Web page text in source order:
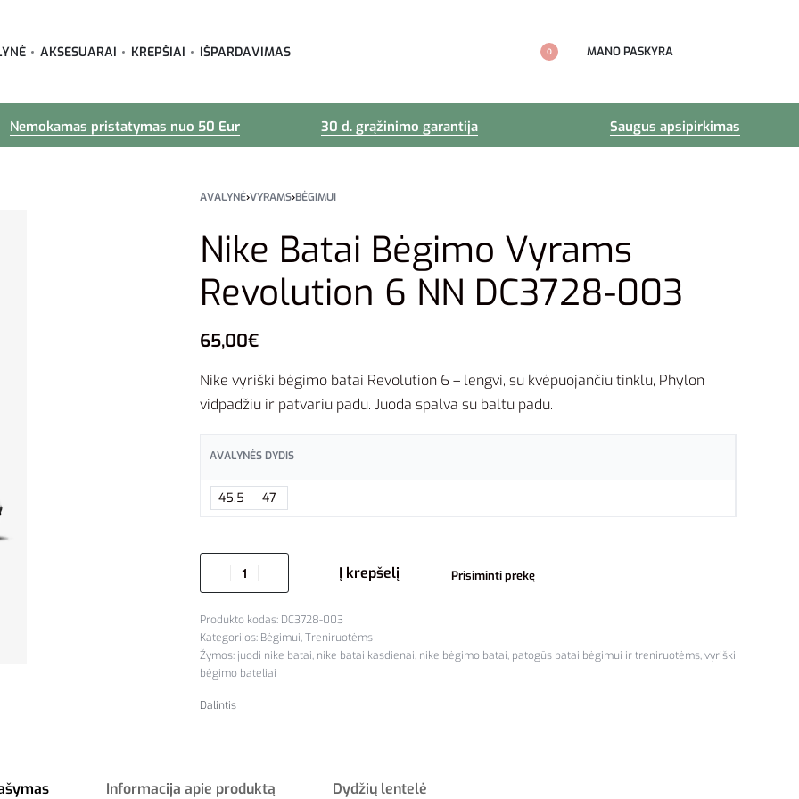
AKSESUARAI KREPŠIAI IŠPARDAVIMAS 0 MANO PASKYRA
Nemokamas pristatymas nuo 50 Eur 30 d. grąžinimo garantija Saugus apsipirkimas
AVALYNĖ›VYRAMS›BĖGIMUI
Nike Batai Bėgimo Vyrams
Revolution 6 NN DC3728-003
65,00€
Nike vyriški bėgimo batai Revolution 6 – lengvi, su kvėpuojančiu tinklu, Phylon
vidpadžiu ir patvariu padu. Juoda spalva su baltu padu.
AVALYNĖS DYDIS
45.5 47
Į krepšelį Prisiminti prekę
DC3728-003
Kategorijos: Bėgimui,Treniruotėms
Žymos: juodi nike batai, nike batai kasdienai, nike bėgimo batai, patogūs batai bėgimui ir treniruotėms,vyriški
bėgimo bateliai
Dalintis
Informacija apie produktą Dydžių lentelė